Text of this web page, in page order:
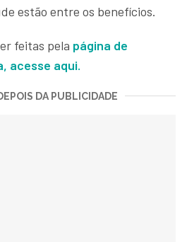
estão entre os benefícios.
feitas pela página de
acesse aqui.
DA PUBLICIDADE